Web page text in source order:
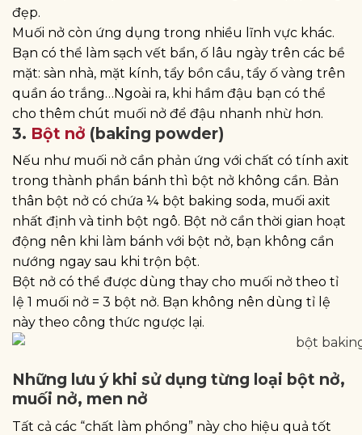
đẹp.
Muối nở còn ứng dụng trong nhiều lĩnh vực khác.
Bạn có thể làm sạch vết bẩn, ố lâu ngày trên các bề
mặt: sàn nhà, mặt kính, tẩy bồn cầu, tẩy ố vàng trên
quần áo trắng…Ngoài ra, khi hầm đậu bạn có thể
cho thêm chút muối nở để đậu nhanh nhừ hơn.
3. Bột nở (baking powder)
Nếu như muối nở cần phản ứng với chất có tính axit
trong thành phần bánh thì bột nở không cần. Bản
thân bột nở có chứa ¼ bột baking soda, muối axit
nhất định và tinh bột ngô. Bột nở cần thời gian hoạt
động nên khi làm bánh với bột nở, bạn không cần
nướng ngay sau khi trộn bột.
Bột nở có thể được dùng thay cho muối nở theo tỉ
lệ 1 muối nở = 3 bột nở. Bạn không nên dùng tỉ lệ
này theo công thức ngược lại.
Những lưu ý khi sử dụng từng loại bột nở,
muối nở, men nở
Tất cả các “chất làm phồng” này cho hiệu quả tốt